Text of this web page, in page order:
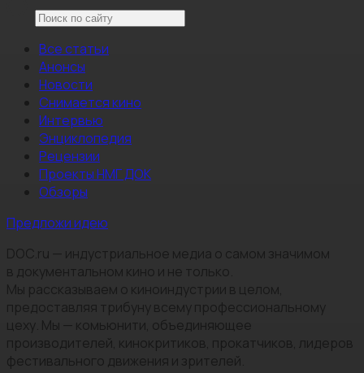
Все статьи
Анонсы
Новости
Снимается кино
Интервью
Энциклопедия
Рецензии
Проекты НМГ ДОК
Обзоры
Предложи идею
DOC.ru — индустриальное медиа о самом значимом
в документальном кино и не только.
Мы рассказываем о киноиндустрии в целом,
предоставляя трибуну всему профессиональному
цеху. Мы — комьюнити, объединяющее
производителей, кинокритиков, прокатчиков, лидеров
фестивального движения и зрителей.